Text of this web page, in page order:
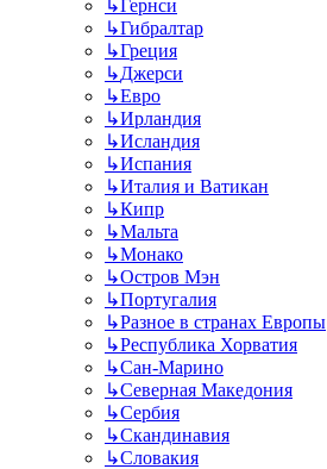
↳Гернси
↳Гибралтар
↳Греция
↳Джерси
↳Евро
↳Ирландия
↳Исландия
↳Испания
↳Италия и Ватикан
↳Кипр
↳Мальта
↳Монако
↳Остров Мэн
↳Португалия
↳Разное в странах Европы
↳Республика Хорватия
↳Сан-Марино
↳Северная Македония
↳Сербия
↳Скандинавия
↳Словакия